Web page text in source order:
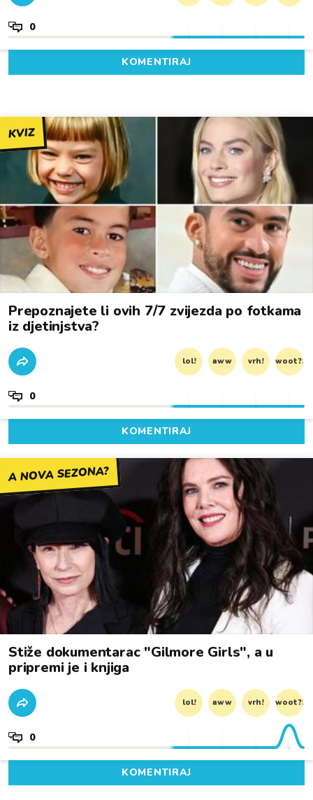
0
KOMENTIRAJ
KVIZ
Prepoznajete li ovih 7/7 zvijezda po fotkama
iz djetinjstva?
lol! aww vrh! woot?!
0
KOMENTIRAJ
A NOVA SEZONA?
Stiže dokumentarac "Gilmore Girls", a u
pripremi je i knjiga
lol! aww vrh! woot?!
0
KOMENTIRAJ